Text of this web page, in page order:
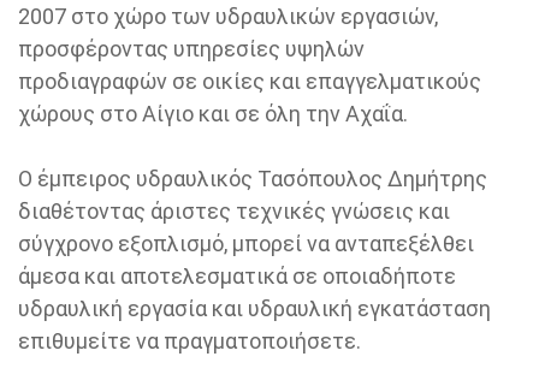
2007 στο χώρο των υδραυλικών εργασιών,
προσφέροντας υπηρεσίες υψηλών
προδιαγραφών σε οικίες και επαγγελματικούς
χώρους στο Αίγιο και σε όλη την Αχαΐα.
Ο έμπειρος υδραυλικός Τασόπουλος Δημήτρης
διαθέτοντας άριστες τεχνικές γνώσεις και
σύγχρονο εξοπλισμό, μπορεί να ανταπεξέλθει
άμεσα και αποτελεσματικά σε οποιαδήποτε
υδραυλική εργασία και υδραυλική εγκατάσταση
επιθυμείτε να πραγματοποιήσετε.